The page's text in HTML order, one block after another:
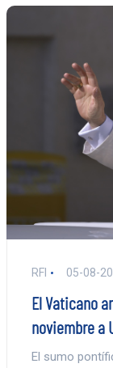
RFI 05-08-
El Vaticano
noviembre a
El sumo